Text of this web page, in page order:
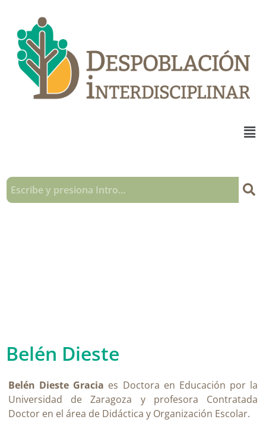
Belén Dieste
Belén Dieste Gracia es Doctora en Educación por la
Universidad de Zaragoza y profesora Contratada
Doctor en el área de Didáctica y Organización Escolar.